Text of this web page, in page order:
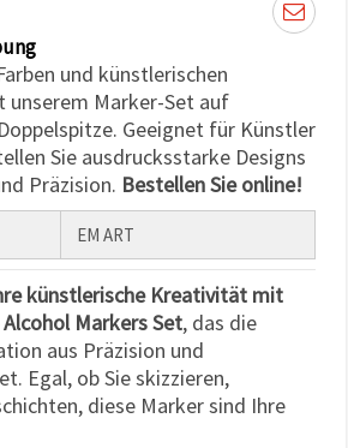
und künstlerischen
unserem Marker-Set auf
Geeignet für Künstler
Sie ausdrucksstarke Designs
Präzision. Bestellen Sie online!
EM ART
künstlerische Kreativität mit
Markers Set, das die
aus Präzision und
Egal, ob Sie skizzieren,
diese Marker sind Ihre